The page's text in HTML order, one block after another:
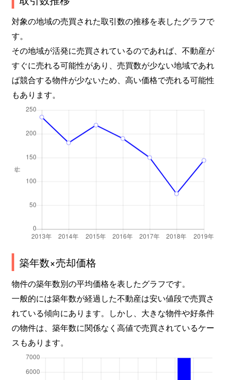
南本町
1,100万円 新伊丹 徒歩5分
南本町
3,300万円 新伊丹 徒歩8分
南本町
3,500万円 新伊丹 徒歩8分
対象の地域の売買された取引数の推移を表したグラフで
す。
その地域が活発に売買されているのであれば、不動産が
すぐに売れる可能性があり、売買数が少ない地域であれ
ば競合する物件が少ないため、高い価格で売れる可能性
もあります。
築年数×売却価格
物件の築年数別の平均価格を表したグラフです。
一般的には築年数が経過した不動産は安い値段で売買さ
れている傾向にあります。しかし、大きな物件や好条件
の物件は、築年数に関係なく高値で売買されているケー
スもあります。